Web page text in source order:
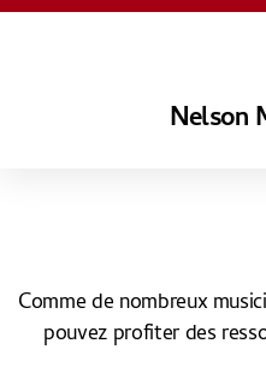
Nelson
Comme de nombreux
pouvez profiter des